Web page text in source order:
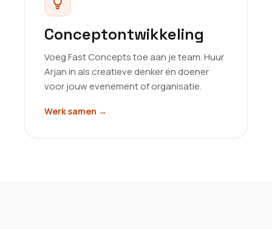
Conceptontwikkeling
Voeg Fast Concepts toe aan je team. Huur
Arjan in als creatieve denker én doener
voor jouw evenement of organisatie.
Werk samen →